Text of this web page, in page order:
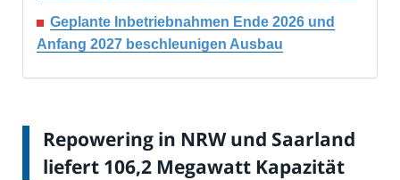
Geplante Inbetriebnahmen Ende 2026 und
Anfang 2027 beschleunigen Ausbau
Repowering in NRW und Saarland
liefert 106,2 Megawatt Kapazität